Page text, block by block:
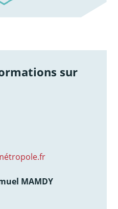
sur
MAMDY